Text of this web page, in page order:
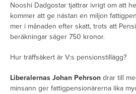
Nooshi Dadgostar tjattrar ivrigt om att
kommer att ge nästan en miljon
mer i månaden efter skatt, trots att
beräkningar säger 750 kronor.
Hur träffsäkert är V:s pensionstillägg?
Liberalernas Johan Pehrson drar till
minsann ger fattigpensionärerna lika